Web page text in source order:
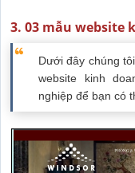
3. 03 mẫu website
Dưới đây chúng
website kinh
nghiệp để bạn có